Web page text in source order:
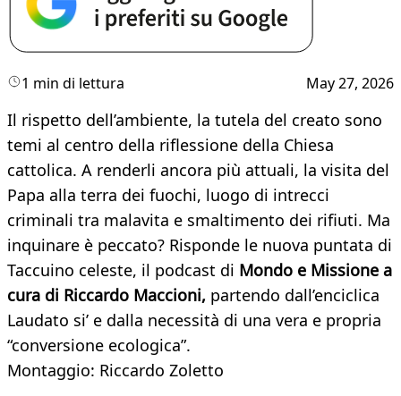
1 min di lettura May 27, 2026
Il rispetto dell’ambiente, la tutela del creato sono
temi al centro della riflessione della Chiesa
cattolica. A renderli ancora più attuali, la visita del
Papa alla terra dei fuochi, luogo di intrecci
criminali tra malavita e smaltimento dei rifiuti. Ma
inquinare è peccato? Risponde le nuova puntata di
Taccuino celeste, il podcast di Mondo e Missione a
cura di Riccardo Maccioni, partendo dall’enciclica
Laudato si’ e dalla necessità di una vera e propria
“conversione ecologica”.
Montaggio: Riccardo Zoletto